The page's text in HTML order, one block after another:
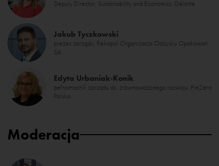
Deputy Director, Sustainability and Economics, Deloitte
Jakub Tyczkowski
prezes zarządu, Rekopol Organizacja Odzysku Opakowań
SA
Edyta Urbaniak-Konik
pełnomocnik zarządu ds. zrównoważonego rozwoju, PreZero
Polska
Moderacja